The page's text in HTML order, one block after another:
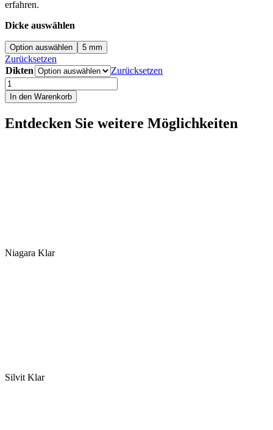
erfahren.
Dicke auswählen
Option auswählen 5 mm
Zurücksetzen
Dikten
Zurücksetzen
Niagara
Mattiert/Klar*
Menge
In den Warenkorb
Entdecken Sie weitere Möglichkeiten
Niagara Klar
Silvit Klar